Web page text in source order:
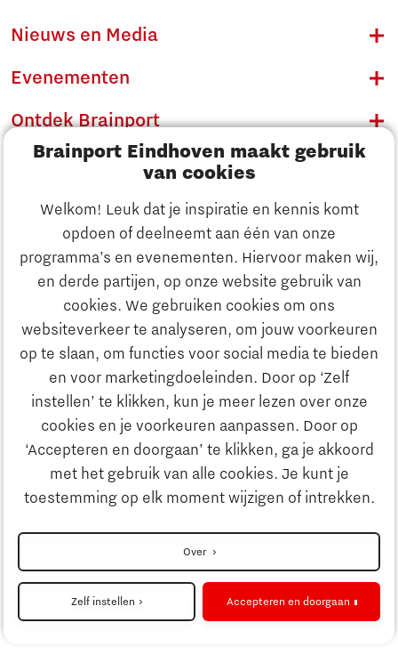
Brainport Eindhoven maakt gebruik
van cookies
Welkom! Leuk dat je inspiratie en kennis komt
opdoen of deelneemt aan één van onze
programma’s en evenementen. Hiervoor maken wij,
en derde partijen, op onze website gebruik van
cookies. We gebruiken cookies om ons
websiteverkeer te analyseren, om jouw voorkeuren
op te slaan, om functies voor social media te bieden
en voor marketingdoeleinden. Door op ‘Zelf
instellen’ te klikken, kun je meer lezen over onze
cookies en je voorkeuren aanpassen. Door op
‘Accepteren en doorgaan’ te klikken, ga je akkoord
met het gebruik van alle cookies. Je kunt je
toestemming op elk moment wijzigen of intrekken.
Over
Zelf instellen Accepteren en doorgaan
Ontdek Brainport
Innovatie
Ondernemen
Onderwijs
Strategie & Organisatie
Nieuws en Media
Evenementen
Ontdek Brainport
Innovatie
Ondernemen
Onderwijs
Maatschappelijk
Strategie & Organisatie
Zoeken
Contact
Naar internationale website
Privacyverklaring
Cookieinstellingen